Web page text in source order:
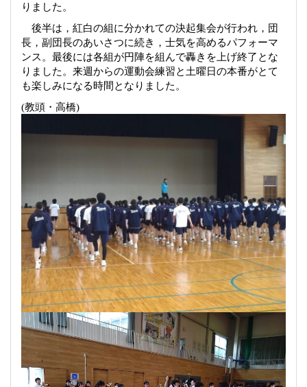
りました。
後半は，紅白の組に分かれての決起集会が行われ，団
長，副団長のあいさつに続き，士気を高めるパフォーマ
ンス。最後には各組が円陣を組んで轟きを上げ終了とな
りました。来週からの運動会練習と土曜日の本番がとて
も楽しみになる時間となりました。
(教頭・高橋)